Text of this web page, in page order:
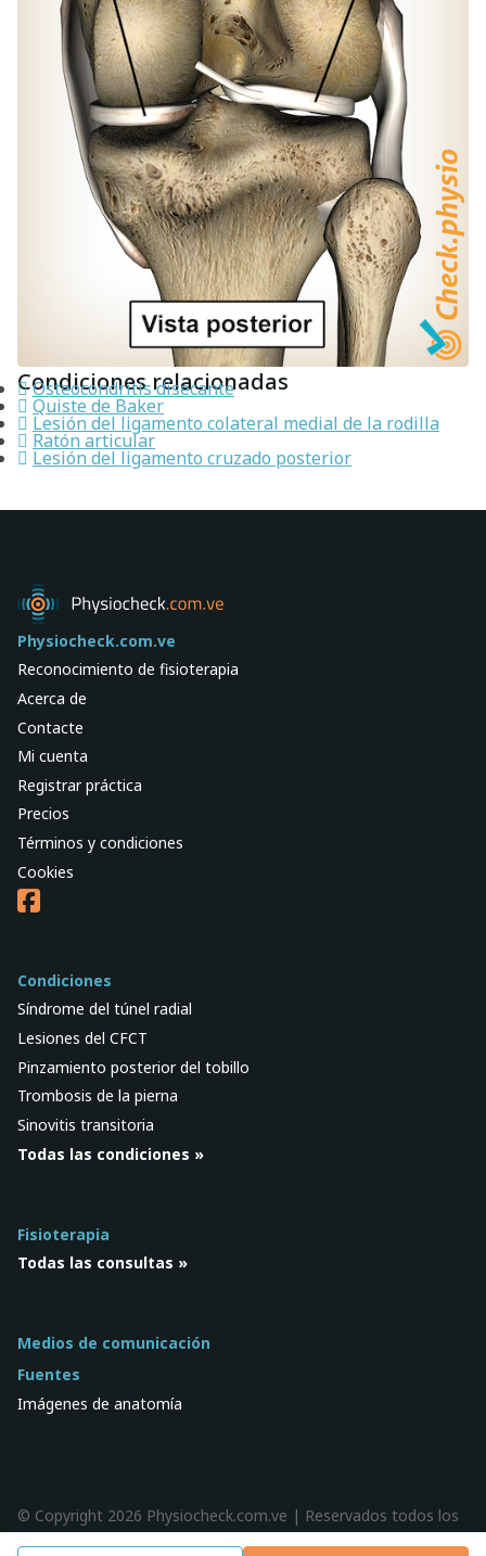
Condiciones relacionadas
Osteocondritis disecante
Quiste de Baker
Lesión del ligamento colateral medial de la rodilla
Ratón articular
Lesión del ligamento cruzado posterior
Physiocheck.com.ve
Reconocimiento de fisioterapia
Acerca de
Contacte
Mi cuenta
Registrar práctica
Precios
Términos y condiciones
Cookies
Condiciones
Síndrome del túnel radial
Lesiones del CFCT
Pinzamiento posterior del tobillo
Trombosis de la pierna
Sinovitis transitoria
Todas las condiciones »
Fisioterapia
Todas las consultas »
Medios de comunicación
Fuentes
Imágenes de anatomía
© Copyright 2026 Physiocheck.com.ve | Reservados todos los